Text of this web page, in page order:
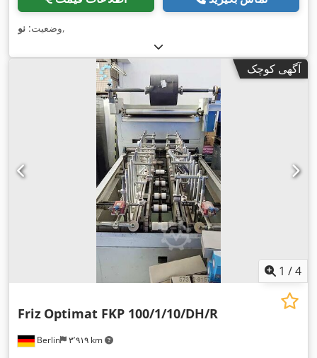
وضعیت: نو ,
آگهی کوچک
1 /4
Berlin ۳٬۹۱۹ km
Friz Optimat FKP 100/1/10/DH/R